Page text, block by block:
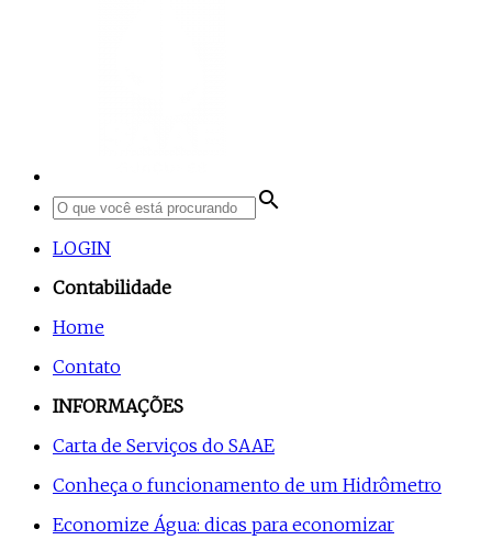
search
LOGIN
Contabilidade
Home
Contato
INFORMAÇÕES
Carta de Serviços do SAAE
Conheça o funcionamento de um Hidrômetro
Economize Água: dicas para economizar